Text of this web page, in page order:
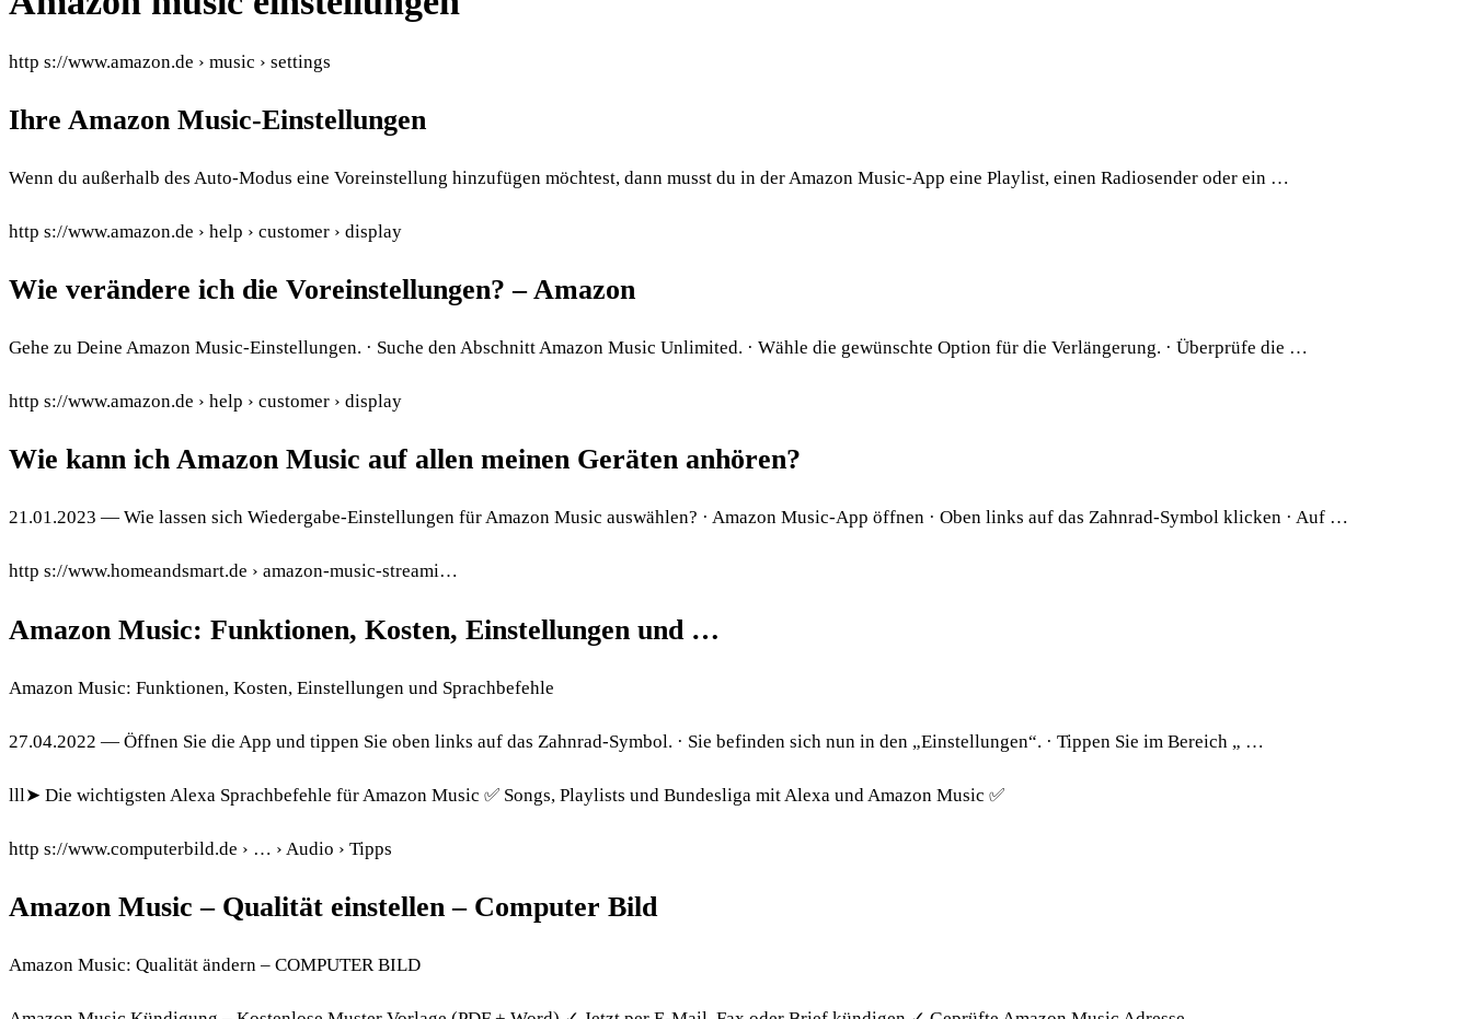
http s://www.amazon.de › music › settings
Ihre Amazon Music-Einstellungen
Wenn du außerhalb des Auto-Modus eine Voreinstellung hinzufügen möchtest, dann musst du in der Amazon Music-App eine Playlist, einen Radiosender oder ein …
http s://www.amazon.de › help › customer › display
Wie verändere ich die Voreinstellungen? – Amazon
Gehe zu Deine Amazon Music-Einstellungen. · Suche den Abschnitt Amazon Music Unlimited. · Wähle die gewünschte Option für die Verlängerung. · Überprüfe die …
http s://www.amazon.de › help › customer › display
Wie kann ich Amazon Music auf allen meinen Geräten anhören?
21.01.2023 — Wie lassen sich Wiedergabe-Einstellungen für Amazon Music auswählen? · Amazon Music-App öffnen · Oben links auf das Zahnrad-Symbol klicken · Auf …
http s://www.homeandsmart.de › amazon-music-streami…
Amazon Music: Funktionen, Kosten, Einstellungen und …
Amazon Music: Funktionen, Kosten, Einstellungen und Sprachbefehle
27.04.2022 — Öffnen Sie die App und tippen Sie oben links auf das Zahnrad-Symbol. · Sie befinden sich nun in den „Einstellungen“. · Tippen Sie im Bereich „ …
lll➤ Die wichtigsten Alexa Sprachbefehle für Amazon Music ✅ Songs, Playlists und Bundesliga mit Alexa und Amazon Music ✅
http s://www.computerbild.de › … › Audio › Tipps
Amazon Music – Qualität einstellen – Computer Bild
Amazon Music: Qualität ändern – COMPUTER BILD